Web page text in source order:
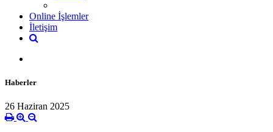
Online İşlemler
İletişim
Haberler
26 Haziran 2025